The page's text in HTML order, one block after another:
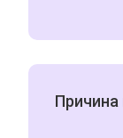
Причина